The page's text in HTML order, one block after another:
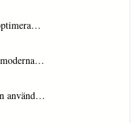
använd…